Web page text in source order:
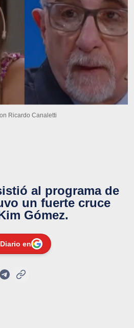
Ricardo Canaletti
al programa de
un fuerte cruce
Gómez.
en